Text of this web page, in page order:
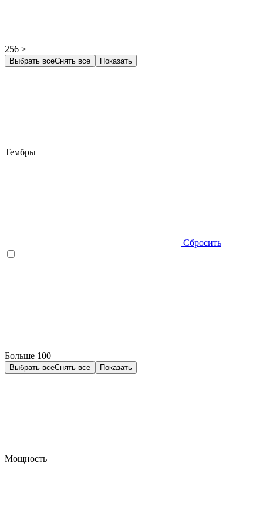
256 >
Выбрать всеСнять все Показать
Тембры
Сбросить
Больше 100
Выбрать всеСнять все Показать
Мощность